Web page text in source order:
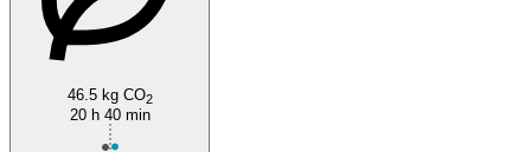
46.5 kg CO2
20 h 40 min